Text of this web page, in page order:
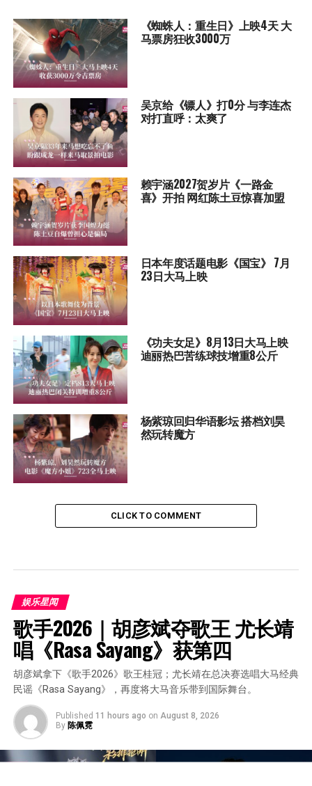
《蜘蛛人：重生日》上映4天 大
马票房狂收3000万
吴京给《镖人》打0分 与李连杰
对打直呼：太爽了
赖宇涵2027贺岁片《一路金
喜》开拍 网红陈土豆惊喜加盟
日本年度话题电影《国宝》 7月
23日大马上映
《功夫女足》8月13日大马上映
迪丽热巴苦练球技增重8公斤
杨紫琼回归华语影坛 搭档刘昊
然玩转魔方
CLICK TO COMMENT
娱乐星闻
歌手2026｜胡彦斌夺歌王 尤长靖
唱《Rasa Sayang》获第四
胡彦斌拿下《歌手2026》歌王桂冠；尤长靖在总决赛选唱大马经典
民谣《Rasa Sayang》，再度将大马音乐带到国际舞台。
Published 11 hours ago on August 8, 2026
By 陈佩霓